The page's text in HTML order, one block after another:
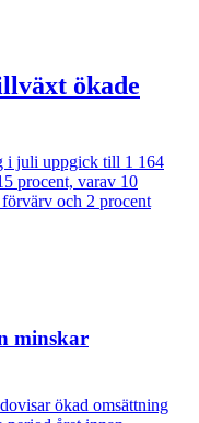
ökade
i juli uppgick till 1 164
procent, varav 10
och 2 procent
minskar
ökad omsättning